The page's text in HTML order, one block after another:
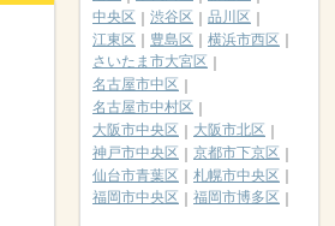
中央区
渋谷区
品川区
江東区
豊島区
横浜市西区
さいたま市大宮区
名古屋市中区
名古屋市中村区
大阪市中央区
大阪市北区
神戸市中央区
京都市下京区
仙台市青葉区
札幌市中央区
福岡市中央区
福岡市博多区